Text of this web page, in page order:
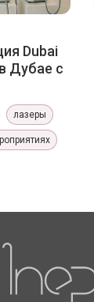
Dubai
Дубае с
лазеры